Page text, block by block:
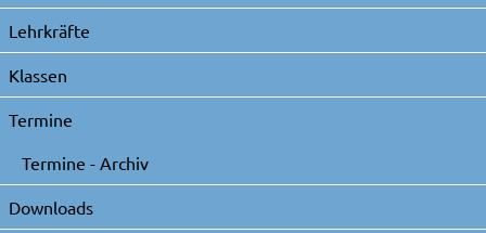
Lehrkräfte
Klassen
Termine
Termine - Archiv
Downloads